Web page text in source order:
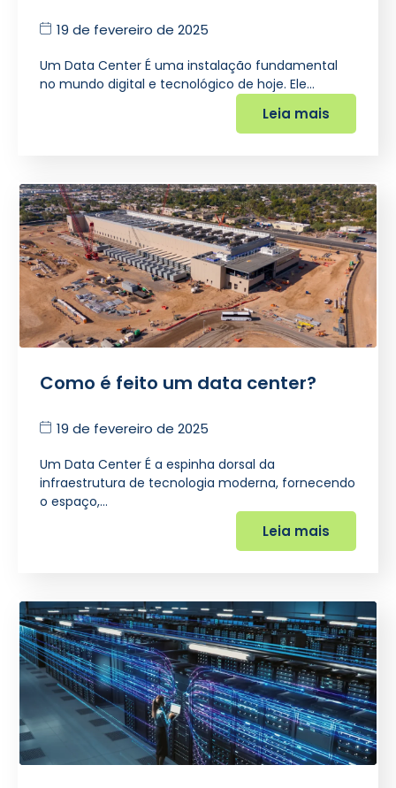
19 de fevereiro de 2025
Um Data Center É uma instalação fundamental
no mundo digital e tecnológico de hoje. Ele…
Leia mais
Como é feito um data center?
19 de fevereiro de 2025
Um Data Center É a espinha dorsal da
infraestrutura de tecnologia moderna, fornecendo
o espaço,…
Leia mais